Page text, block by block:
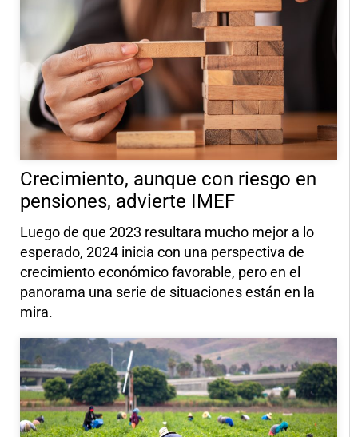
Crecimiento, aunque con riesgo en
pensiones, advierte IMEF
Luego de que 2023 resultara mucho mejor a lo
esperado, 2024 inicia con una perspectiva de
crecimiento económico favorable, pero en el
panorama una serie de situaciones están en la
mira.